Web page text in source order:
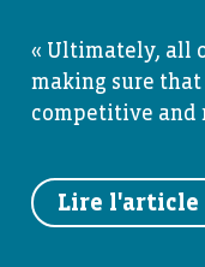
« Ultimately, all
making sure that
competitive and
Lire l'article